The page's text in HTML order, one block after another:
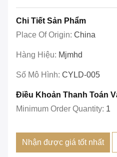
Chi Tiết Sản Phẩm
Place Of Origin: China
Hàng Hiệu: Mjmhd
Số Mô Hình: CYLD-005
Điều Khoản Thanh Toán
Minimum Order Quantity: 1
Nhận được giá tốt nhất